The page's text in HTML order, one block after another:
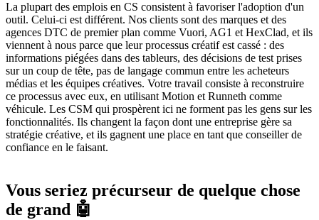
La plupart des emplois en CS consistent à favoriser l'adoption d'un
outil. Celui-ci est différent. Nos clients sont des marques et des
agences DTC de premier plan comme Vuori, AG1 et HexClad, et ils
viennent à nous parce que leur processus créatif est cassé : des
informations piégées dans des tableurs, des décisions de test prises
sur un coup de tête, pas de langage commun entre les acheteurs
médias et les équipes créatives. Votre travail consiste à reconstruire
ce processus avec eux, en utilisant Motion et Runneth comme
véhicule. Les CSM qui prospèrent ici ne forment pas les gens sur les
fonctionnalités. Ils changent la façon dont une entreprise gère sa
stratégie créative, et ils gagnent une place en tant que conseiller de
confiance en le faisant.
Vous seriez précurseur de quelque chose
de grand 🤖